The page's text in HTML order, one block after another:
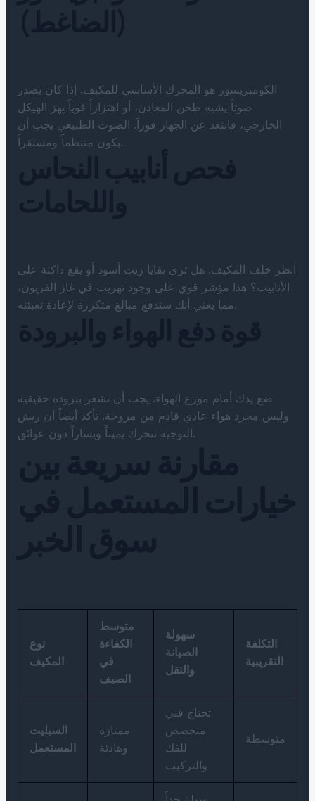
الكومبريسور هو المحرك الأساسي للمكيف. إذا كان يصدر
صوتاً يشبه طحن المعادن، أو اهتزازاً قوياً يهز الهيكل
الخارجي، فابتعد عن الجهاز فوراً. الصوت الطبيعي يجب أن
يكون منتظماً ومستقراً.
انظر خلف المكيف. هل ترى بقايا زيت أسود أو بقع داكنة على
الأنابيب؟ هذا مؤشر قوي على وجود تهريب في غاز الفريون،
مما يعني أنك ستدفع مبالغ متكررة لإعادة تعبئته.
ضع يدك أمام موزع الهواء. يجب أن تشعر ببرودة حقيقية
وليس مجرد هواء عادي قادم من مروحة. تأكد أيضاً أن ريش
التوجيه تتحرك يميناً ويساراً دون عوائق.
نوع
المكيف
متوسط
الكفاءة
في
الصيف
سهولة
الصيانة
والنقل
التكلفة
التقريبية
السبليت
المستعمل
ممتازة
وهادئة
تحتاج فني
متخصص
للفك
والتركيب
متوسطة